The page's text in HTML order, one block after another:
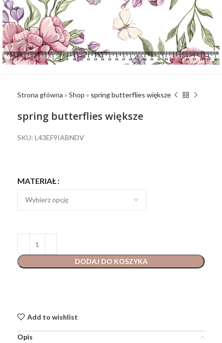
Strona główna » Shop » spring butterflies większe
spring butterflies większe
SKU: L43EF9IABNDV
MATERIAŁ
DODAJ DO KOSZYKA
Add to wishlist
Opis